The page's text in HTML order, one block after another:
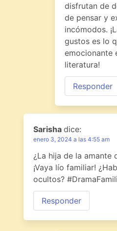
disfrutan de
de pensar y
incómodos.
gustos es lo
emocionante
literatura!
Responder
Sarisha dice:
enero 3, 2024 a las 4:55 am
¿La hija de la amante
¡Vaya lío familiar!
ocultos?
Responder